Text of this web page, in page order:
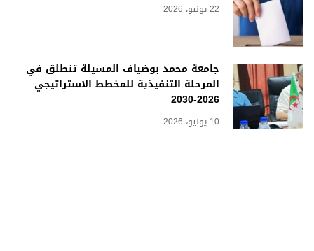
22 يونيو، 2026
جامعة محمد بوضياف المسيلة تنطلق في
المرحلة التنفيذية للمخطط الاستراتيجي
2026-2030
10 يونيو، 2026